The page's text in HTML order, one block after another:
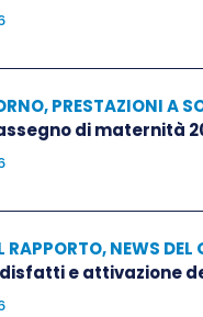
,PRESTAZIONI A
di maternità
RAPPORTO,NEWS DEL
e attivazione